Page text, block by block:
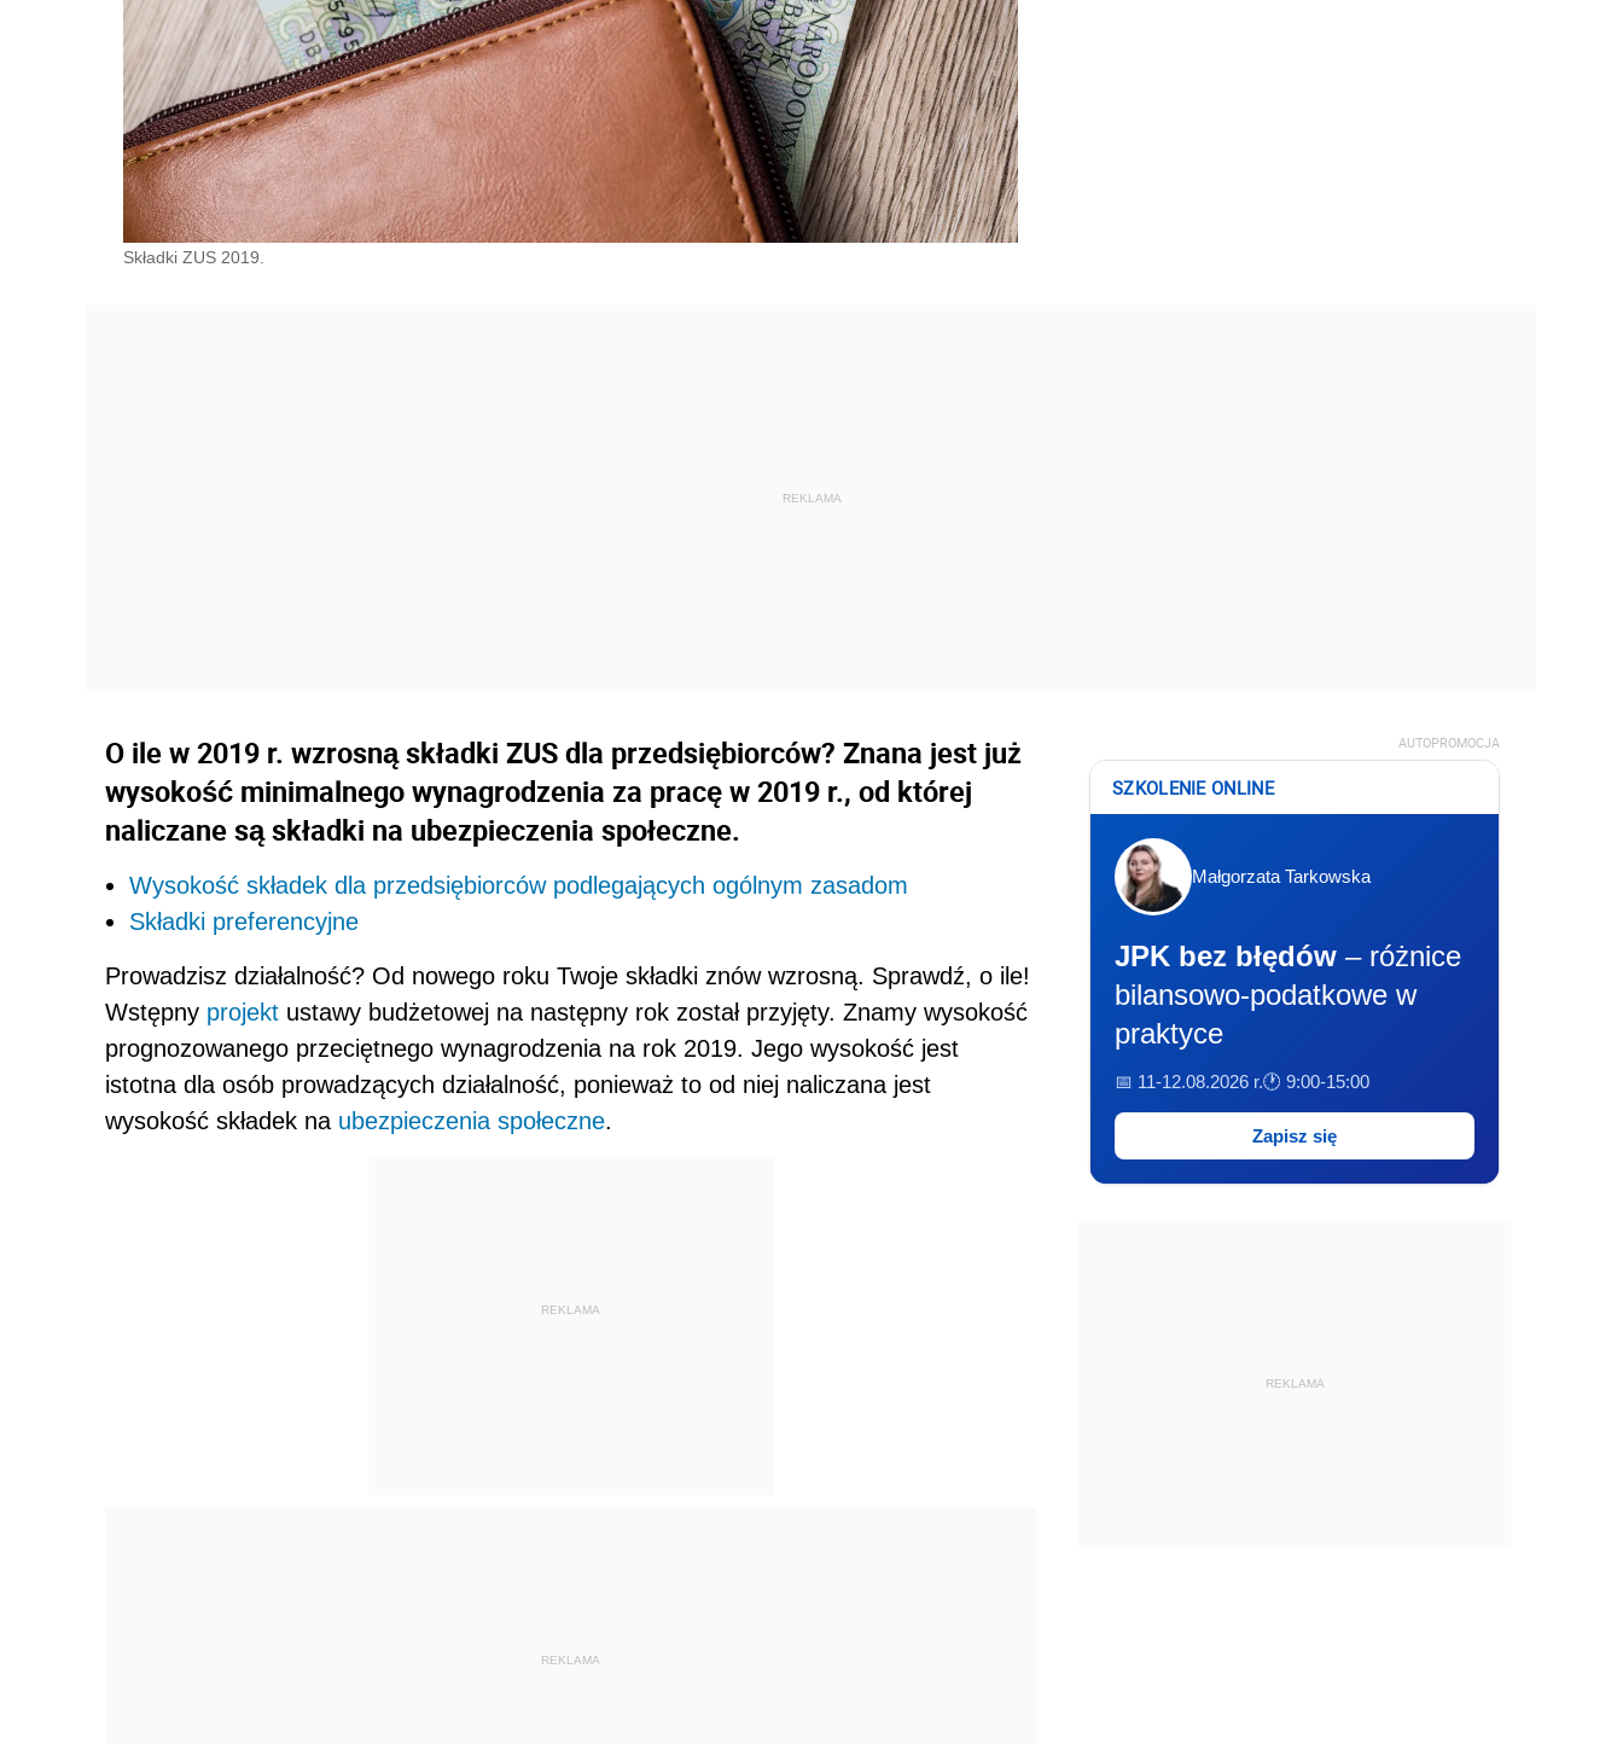
Składki ZUS 2019.
O ile w 2019 r. wzrosną składki ZUS dla przedsiębiorców? Znana jest już
wysokość minimalnego wynagrodzenia za pracę w 2019 r., od której
naliczane są składki na ubezpieczenia społeczne.
Wysokość składek dla przedsiębiorców podlegających ogólnym zasadom
Składki preferencyjne
Prowadzisz działalność? Od nowego roku Twoje składki znów wzrosną. Sprawdź, o ile!
Wstępny projekt ustawy budżetowej na następny rok został przyjęty. Znamy wysokość
prognozowanego przeciętnego wynagrodzenia na rok 2019. Jego wysokość jest
istotna dla osób prowadzących działalność, ponieważ to od niej naliczana jest
wysokość składek na ubezpieczenia społeczne.
REKLAMA
REKLAMA
AUTOPROMOCJA
SZKOLENIE ONLINE
Małgorzata Tarkowska
JPK bez błędów – różnice
bilansowo-podatkowe w
praktyce
📅 11-12.08.2026 r.🕐 9:00-15:00
Zapisz się
REKLAMA